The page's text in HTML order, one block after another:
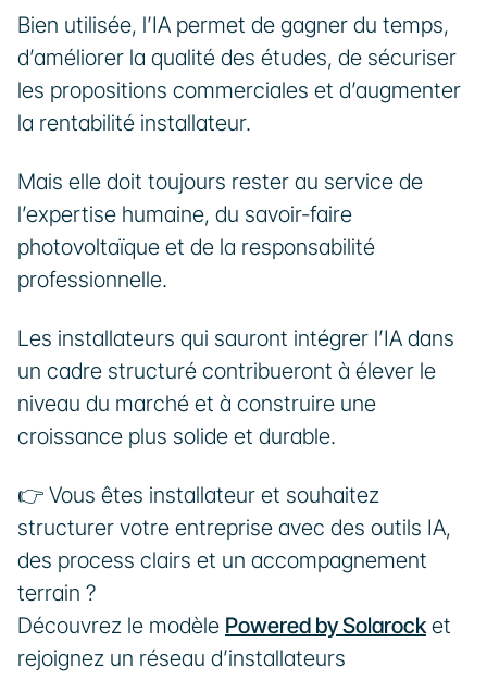
Bien utilisée, l’IA permet de gagner du temps,
d’améliorer la qualité des études, de sécuriser
les propositions commerciales et d’augmenter
la rentabilité installateur.
Mais elle doit toujours rester au service de
l’expertise humaine, du savoir-faire
photovoltaïque et de la responsabilité
professionnelle.
Les installateurs qui sauront intégrer l’IA dans
un cadre structuré contribueront à élever le
niveau du marché et à construire une
croissance plus solide et durable.
👉 Vous êtes installateur et souhaitez
structurer votre entreprise avec des outils IA,
des process clairs et un accompagnement
terrain ?
Découvrez le modèle Powered by Solarock et
rejoignez un réseau d’installateurs